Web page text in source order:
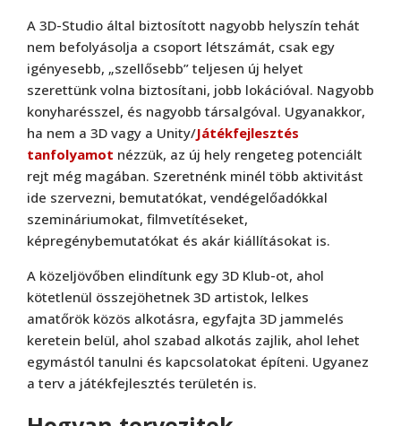
A 3D-Studio által biztosított nagyobb helyszín tehát
nem befolyásolja a csoport létszámát, csak egy
igényesebb, „szellősebb” teljesen új helyet
szerettünk volna biztosítani, jobb lokációval. Nagyobb
konyharésszel, és nagyobb társalgóval. Ugyanakkor,
ha nem a 3D vagy a Unity/Játékfejlesztés
tanfolyamot nézzük, az új hely rengeteg potenciált
rejt még magában. Szeretnénk minél több aktivitást
ide szervezni, bemutatókat, vendégelőadókkal
szemináriumokat, filmvetítéseket,
képregénybemutatókat és akár kiállításokat is.
A közeljövőben elindítunk egy 3D Klub-ot, ahol
kötetlenül összejöhetnek 3D artistok, lelkes
amatőrök közös alkotásra, egyfajta 3D jammelés
keretein belül, ahol szabad alkotás zajlik, ahol lehet
egymástól tanulni és kapcsolatokat építeni. Ugyanez
a terv a játékfejlesztés területén is.